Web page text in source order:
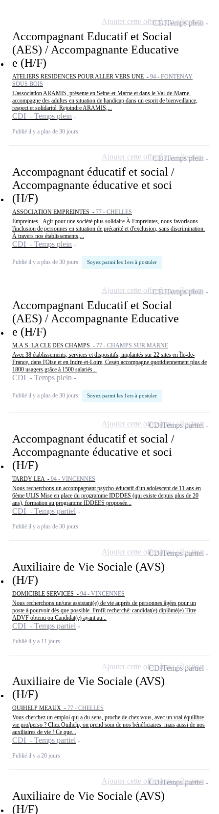
Accompagnant Educatif et Social
(AES) / Accompagnante Educative
e (H/F)
ATELIERS RESIDENCES POUR ALLER VERS UNE - 94 - FONTENAY
SOUS BOIS
L'association ARAMIS, présente en Seine-et-Marne et dans le Val-de-Marne,
accompagne des adultes en situation de handicap dans un esprit de bienveillance,
respect et solidarité. Rejoindre ARAMIS,...
CDI - Temps plein
Publié il y a plus de 30 jours
CDITemps plein
Ajouter cette offre à ma sélection
Accompagnant éducatif et social /
Accompagnante éducative et soci
(H/F)
ASSOCIATION EMPREINTES - 77 - CHELLES
Empreintes - Agir pour une société plus solidaire À Empreintes, nous favorisons
l'inclusion de personnes en situation de précarité et d'exclusion, sans discrimination.
À travers nos établissements,...
CDI - Temps plein
Publié il y a plus de 30 jours Soyez parmi les 1ers à postuler
CDITemps plein
Ajouter cette offre à ma sélection
Accompagnant Educatif et Social
(AES) / Accompagnante Educative
e (H/F)
M.A.S. LA CLE DES CHAMPS - 77 - CHAMPS SUR MARNE
Avec 38 établissements, services et dispositifs, implantés sur 22 sites en Île-de-
France, dans l'Oise et en Indre-et-Loire, Cesap accompagne quotidiennement plus de
1800 usagers grâce à 1500 salariés...
CDI - Temps plein
Publié il y a plus de 30 jours Soyez parmi les 1ers à postuler
CDITemps plein
Ajouter cette offre à ma sélection
Accompagnant éducatif et social /
Accompagnante éducative et soci
(H/F)
TARDY LEA - 94 - VINCENNES
Nous recherchons un accompagnant psycho-éducatif d'un adolescent de 11 ans en
6ème ULIS Mise en place du programme IDDDES (qui existe depuis plus de 20
ans), formation au programme IDDEES proposée...
CDI - Temps partiel
Publié il y a plus de 30 jours
CDITemps partiel
Ajouter cette offre à ma sélection
Auxiliaire de Vie Sociale (AVS)
(H/F)
DOMICIBLE SERVICES - 94 - VINCENNES
Nous recherchons un/une assistant(e) de vie auprès de personnes âgées pour un
poste à pourvoir dès que possible. Profil recherché: candidat(e) diplômé(e) Titre
ADVF obtenu ou Candidat(e) ayant au...
CDI - Temps partiel
Publié il y a 11 jours
CDITemps partiel
Ajouter cette offre à ma sélection
Auxiliaire de Vie Sociale (AVS)
(H/F)
OUIHELP MEAUX - 77 - CHELLES
Vous cherchez un emploi qui a du sens, proche de chez vous, avec un vrai équilibre
vie pro/perso ? Chez Ouihelp, on prend soin de nos bénéficiaires. mais aussi de nos
auxiliaires de vie ! Ce que...
CDI - Temps partiel
Publié il y a 20 jours
CDITemps partiel
Ajouter cette offre à ma sélection
Auxiliaire de Vie Sociale (AVS)
(H/F)
CDITemps partiel
Ajouter cette offre à ma sélection